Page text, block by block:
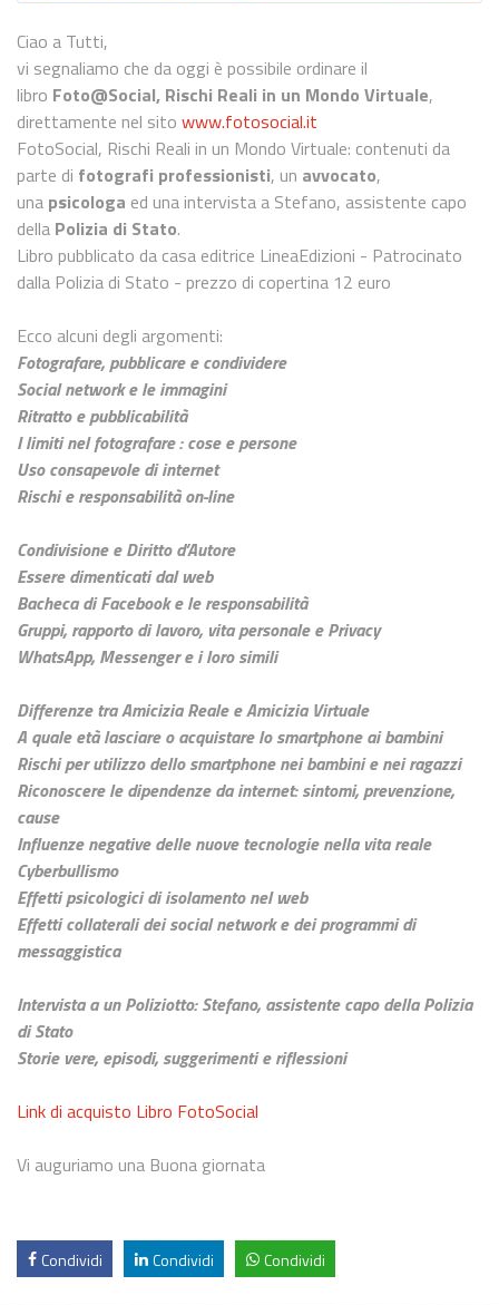
Ciao a Tutti,
vi segnaliamo che da oggi è possibile ordinare il
libro Foto@Social, Rischi Reali in un Mondo Virtuale,
direttamente nel sito www.fotosocial.it
FotoSocial, Rischi Reali in un Mondo Virtuale: contenuti da
parte di fotografi professionisti, un avvocato,
una psicologa ed una intervista a Stefano, assistente capo
della Polizia di Stato.
Libro pubblicato da casa editrice LineaEdizioni - Patrocinato
dalla Polizia di Stato - prezzo di copertina 12 euro
Ecco alcuni degli argomenti:
Fotografare, pubblicare e condividere
Social network e le immagini
Ritratto e pubblicabilità
I limiti nel fotografare : cose e persone
Uso consapevole di internet
Rischi e responsabilità on-line
Condivisione e Diritto d’Autore
Essere dimenticati dal web
Bacheca di Facebook e le responsabilità
Gruppi, rapporto di lavoro, vita personale e Privacy
WhatsApp, Messenger e i loro simili
Differenze tra Amicizia Reale e Amicizia Virtuale
A quale età lasciare o acquistare lo smartphone ai bambini
Rischi per utilizzo dello smartphone nei bambini e nei ragazzi
Riconoscere le dipendenze da internet: sintomi, prevenzione,
cause
Influenze negative delle nuove tecnologie nella vita reale
Cyberbullismo
Effetti psicologici di isolamento nel web
Effetti collaterali dei social network e dei programmi di
messaggistica
Intervista a un Poliziotto: Stefano, assistente capo della Polizia
di Stato
Storie vere, episodi, suggerimenti e riflessioni
Link di acquisto Libro FotoSocial
Vi auguriamo una Buona giornata
Condividi Condividi Condividi